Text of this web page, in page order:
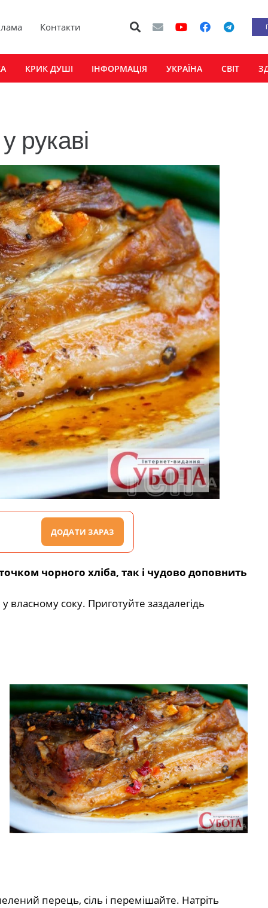
Контакти
КРИК ДУШІ ІНФОРМАЦІЯ УКРАЇНА СВІТ
рукаві
ДОДАТИ ЗАРАЗ
чорного хліба, так і чудово доповнить
соку. Приготуйте заздалегідь
перець, сіль і перемішайте. Натріть